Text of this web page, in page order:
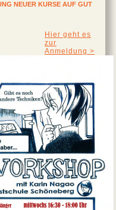
NEUER KURSE AUF GUT
Hier geht es
zur
Anmeldung >